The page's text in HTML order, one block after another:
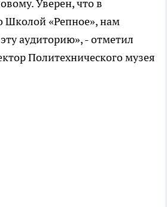
Уверен, что в
Школой «Репное», нам
аудиторию», - отметил
Политехнического музея